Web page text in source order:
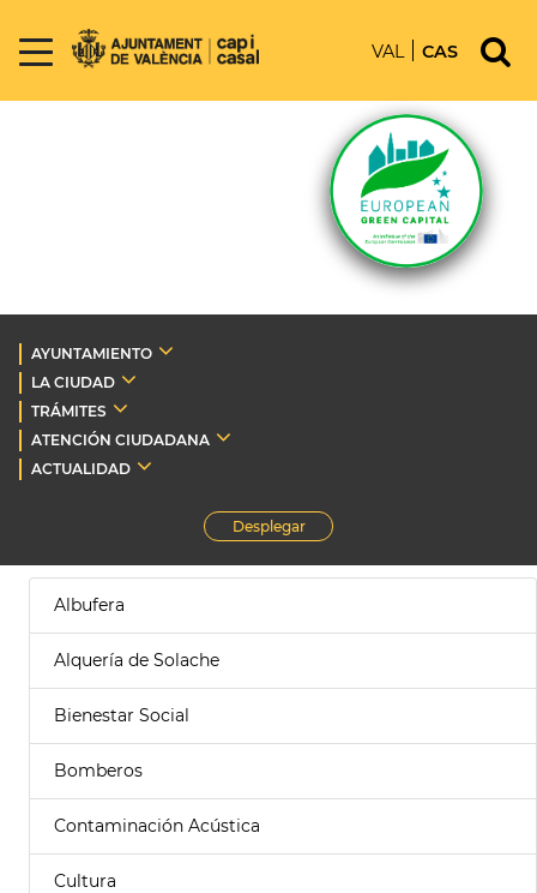
VAL CAS
AYUNTAMIENTO
LA CIUDAD
TRÁMITES
ATENCIÓN CIUDADANA
ACTUALIDAD
Desplegar
Albufera
Alquería de Solache
Bienestar Social
Bomberos
Contaminación Acústica
Cultura